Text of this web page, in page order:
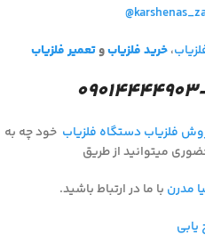
،خرید فلزیابوتعمیر فلزیاب
۰۹۱۰۰۰۶۱۳۸۷
فلزیاب دستگاه فلزیاب خود چه به
میتوانید از طریق
مدرن با ما در ارتباط باشید.
یابی